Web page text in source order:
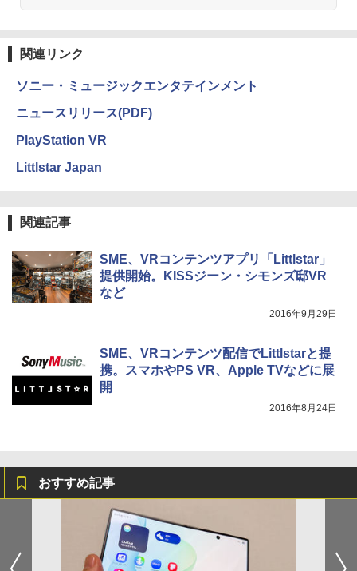
関連リンク
ソニー・ミュージックエンタテインメント
ニュースリリース(PDF)
PlayStation VR
Littlstar Japan
関連記事
SME、VRコンテンツアプリ「Littlstar」
提供開始。KISSジーン・シモンズ邸VR
など
2016年9月29日
SME、VRコンテンツ配信でLittlstarと提
携。スマホやPS VR、Apple TVなどに展
開
2016年8月24日
おすすめ記事